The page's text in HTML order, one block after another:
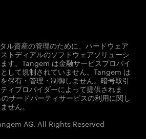
ル資産の管理のために、ハードウェア
トディアルのソフトウェアソリューシ
す。Tangem は金融サービスプロバイ
して規制されていません。Tangem は
保有・管理・制御しません。暗号取引
ィプロバイダーによって提供されま
サードパーティサービスの利用に関し
せん。